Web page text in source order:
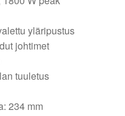
yläripustus
johtimet
tuuletus
234 mm